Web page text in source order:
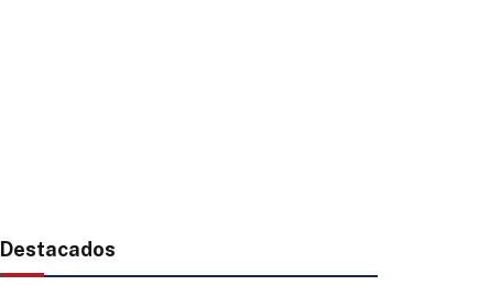
Destacados